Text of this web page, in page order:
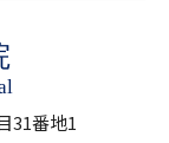
31番地1